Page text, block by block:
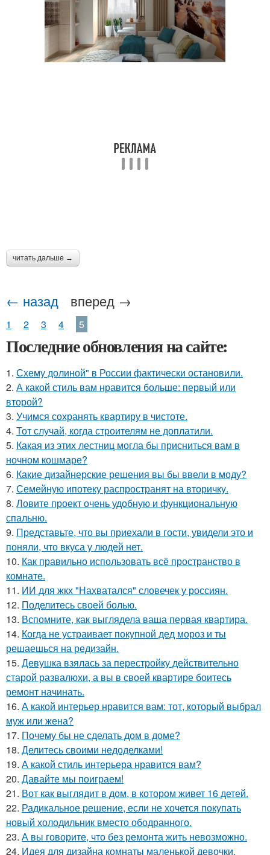
читать дальше →
← назад вперед →
1 2 3 4 5
Последние обновления на сайте:
1. Схему долиной" в России фактически остановили.
2. А какой стиль вам нравится больше: первый или
второй?
3. Учимся сохранять квартиру в чистоте.
4. Тот случай, когда строителям не доплатили.
5. Какая из этих лестниц могла бы присниться вам в
ночном кошмаре?
6. Какие дизайнерские решения вы бы ввели в моду?
7. Семейную ипотеку распространят на вторичку.
8. Ловите проект очень удобную и функциональную
спальню.
9. Представьте, что вы приехали в гости, увидели это и
поняли, что вкуса у людей нет.
10. Как правильно использовать всё пространство в
комнате.
11. ИИ для жкх "Нахватался" словечек у россиян.
12. Поделитесь своей болью.
13. Вспомните, как выглядела ваша первая квартира.
14. Когда не устраивает покупной дед мороз и ты
решаешься на редизайн.
15. Девушка взялась за перестройку действительно
старой развалюхи, а вы в своей квартире боитесь
ремонт начинать.
16. А какой интерьер нравится вам: тот, который выбрал
муж или жена?
17. Почему бы не сделать дом в доме?
18. Делитесь своими недоделками!
19. А какой стиль интерьера нравится вам?
20. Давайте мы поиграем!
21. Вот как выглядит в дом, в котором живет 16 детей.
22. Радикальное решение, если не хочется покупать
новый холодильник вместо ободранного.
23. А вы говорите, что без ремонта жить невозможно.
24. Идея для дизайна комнаты маленькой девочки.